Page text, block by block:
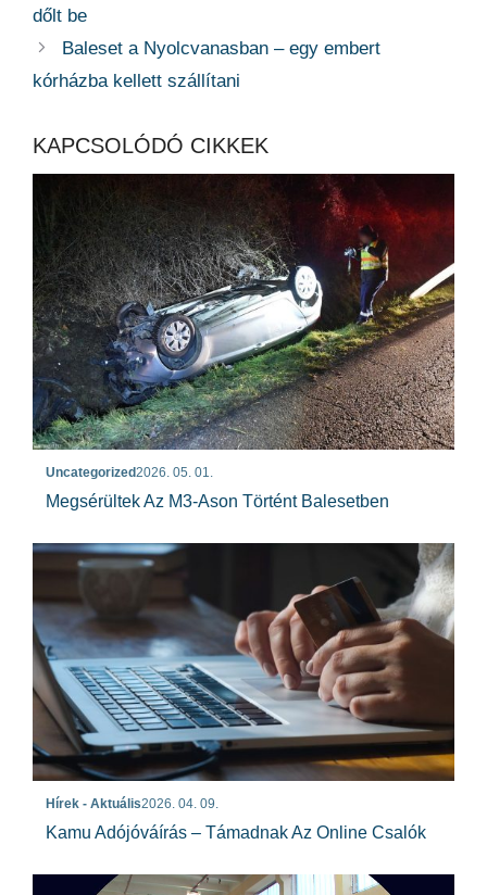
dőlt be
Baleset a Nyolcvanasban – egy embert
kórházba kellett szállítani
KAPCSOLÓDÓ CIKKEK
Uncategorized2026. 05. 01.
Megsérültek Az M3-Ason Történt Balesetben
Hírek - Aktuális2026. 04. 09.
Kamu Adójóváírás – Támadnak Az Online Csalók